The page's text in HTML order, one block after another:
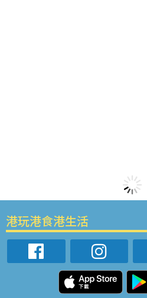
港玩港食港生活